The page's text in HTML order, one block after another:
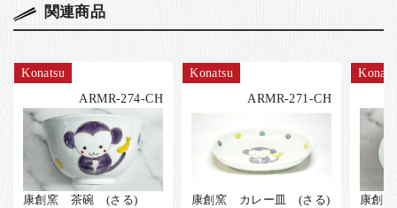
関連商品
Konatsu
ARMR-274-CH
康創窯 茶碗 (さる)
Konatsu
ARMR-271-CH
康創窯 カレー皿 (さる) 康創